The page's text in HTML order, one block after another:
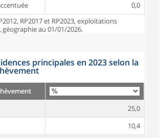
0,0
RP2017 et RP2023, exploitations
au 01/01/2026.
principales en 2023 selon la
25,0
10,4